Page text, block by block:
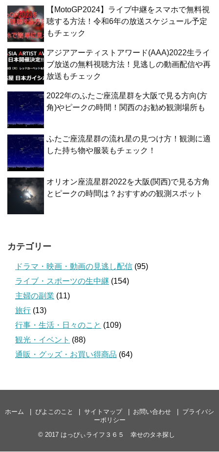
【MotoGP2024】ライブ中継をスマホで無料視
聴する方法！令和6年の放送スケジュール予定
もチェック
アジアアーティストアワード(AAA)2022生ライ
ブ放送の無料視聴方法！見逃しの動画配信や再
放送もチェック
2022年のふたご座流星群を大阪で見る方向(方
角)やピークの時間！関西のお勧め観測場所も
ふたご座流星群の流れ星の見つけ方！観測に適
した持ち物や服装もチェック！
オリオン座流星群2022を大阪(関西)で見る方角
とピークの時間は？おすすめの観測スポット
カテゴリー
ドラマ・映画・動画の見逃し配信 (95)
ライブ・スポーツの生中継 (154)
主婦の副業 (11)
旅行 (13)
行事・生活・日々のこと (109)
観光・イベント (88)
通販・グッズ・お買い得商品 (64)
ホーム ぴよこのこと サイトマップ お問い合わせ
プライバシ
ーポリシー
© 2017 はっぴぃライフ３６５ 幸せのタネ探し